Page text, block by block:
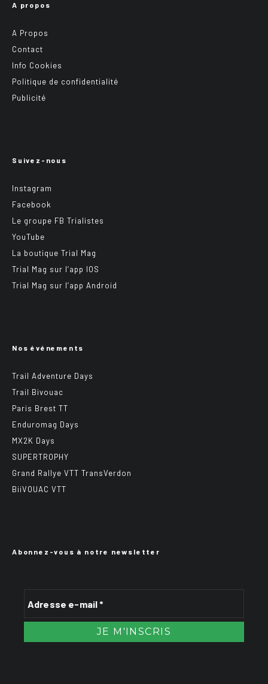
A propos
A Propos
Contact
Info Cookies
Politique de confidentialité
Publicité
Suivez-nous
Instagram
Facebook
Le groupe FB Trialistes
YouTube
La boutique Trial Mag
Trial Mag sur l’app IOS
Trial Mag sur l’app Android
Nos événements
Trail Adventure Days
Trail Bivouac
Paris Brest TT
Enduromag Days
MX2K Days
SUPERTROPHY
Grand Rallye VTT TransVerdon
BiiVOUAC VTT
Abonnez-vous à notre newsletter